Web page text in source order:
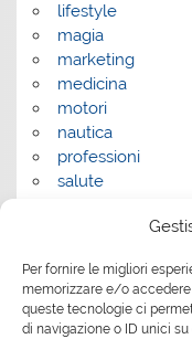
Per fornire le migliori
memorizzare e/o
queste tecnologie ci
di navigazione o ID unici
lifestyle
magia
marketing
medicina
motori
nautica
professioni
salute
servizi per le
shopping
sport